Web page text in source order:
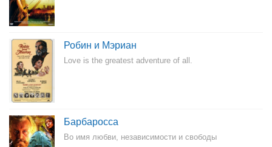
Робин и Мэриан
Love is the greatest adventure of all.
Барбаросса
Во имя любви, независимости и свободы